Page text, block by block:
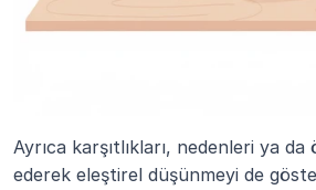
Ayrıca karşıtlıkları, nedenleri ya
ederek eleştirel düşünmeyi de